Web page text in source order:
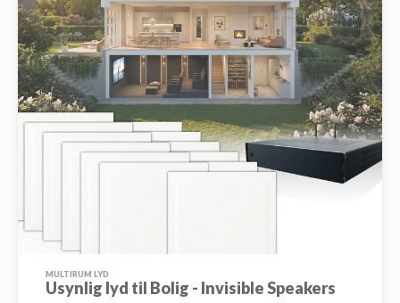
MULTIRUM LYD
Usynlig lyd til Bolig - Invisible Speakers